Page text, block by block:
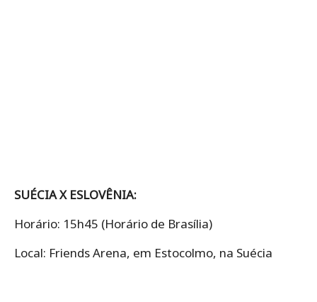
SUÉCIA X ESLOVÊNIA:
Horário: 15h45 (Horário de Brasília)
Local: Friends Arena, em Estocolmo, na Suécia